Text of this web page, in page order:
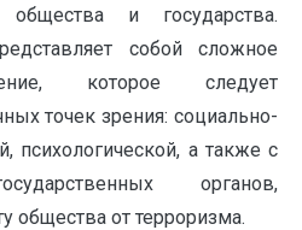
общества и государства.
собой сложное
которое следует
точек зрения: социально-
психологической, а также с
органов,
общества от терроризма.